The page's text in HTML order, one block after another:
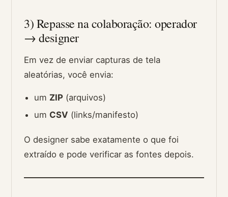
3) Repasse na colaboração: operador
→ designer
Em vez de enviar capturas de tela
aleatórias, você envia:
um ZIP (arquivos)
um CSV (links/manifesto)
O designer sabe exatamente o que foi
extraído e pode verificar as fontes depois.